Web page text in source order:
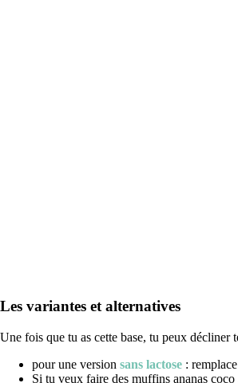
Les variantes et alternatives
Une fois que tu as cette base, tu peux décliner
pour une version sans lactose :
Si tu veux faire des muffins ananas coco